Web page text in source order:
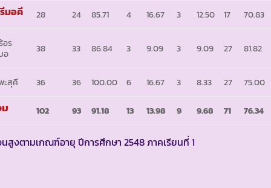
มอคี 28 24 85.71 4 16.67 3 12.50 17 70.83
อร
อ
38 33 86.84 3 9.09 3 9.09 27 81.82
ะสุคี 36 36 100.00 6 16.67 3 8.33 27 75.00
102 93 91.18 13 13.98 9 9.68 71 76.34
สูงตามเกณฑ์อายุ ปีการศึกษา 2548 ภาคเรียนที่ 1